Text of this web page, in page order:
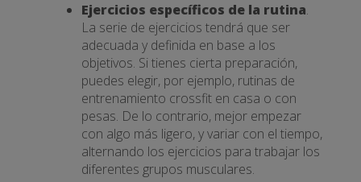
Ejercicios específicos de la rutina.
La serie de ejercicios tendrá que ser
adecuada y definida en base a los
objetivos. Si tienes cierta preparación,
puedes elegir, por ejemplo, rutinas de
entrenamiento crossfit en casa o con
pesas. De lo contrario, mejor empezar
con algo más ligero, y variar con el tiempo,
alternando los ejercicios para trabajar los
diferentes grupos musculares.